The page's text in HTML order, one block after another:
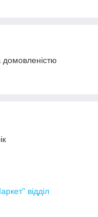
домовленістю
відділ